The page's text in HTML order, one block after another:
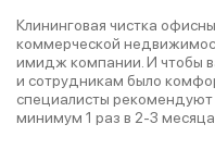
Клининговая чистка
коммерческой
имидж компании. И чтобы
и сотрудникам было
специалисты рекомендуют
минимум 1 раз в 2-3